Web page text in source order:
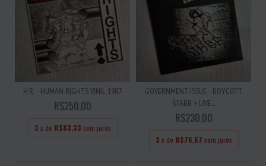
H.R. - HUMAN RIGHTS VINIL 1987
R$250,00
3 x de R$83,33 sem juros
GOVERNMENT ISSUE - BOYCOTT
STABB + LIVE...
R$230,00
3 x de R$76,67 sem juros